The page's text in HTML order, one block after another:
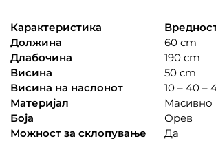
Карактеристика
Должина
60 cm
Длабочина
190 cm
Висина
50 cm
Висина на наслонот
10 – 40 –
Материјал
Масивно
Боја
Орев
Можност за склопување
Да